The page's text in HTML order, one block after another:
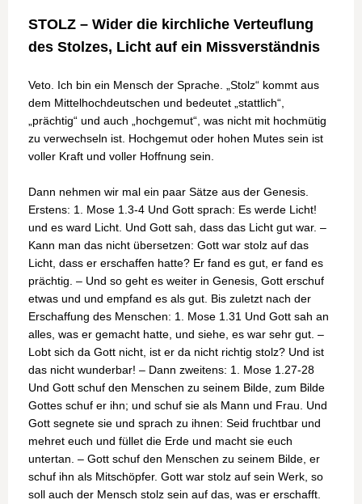
STOLZ – Wider die kirchliche Verteuflung
des Stolzes, Licht auf ein Missverständnis
Veto. Ich bin ein Mensch der Sprache. „Stolz“ kommt aus
dem Mittelhochdeutschen und bedeutet „stattlich“,
„prächtig“ und auch „hochgemut“, was nicht mit hochmütig
zu verwechseln ist. Hochgemut oder hohen Mutes sein ist
voller Kraft und voller Hoffnung sein.
Dann nehmen wir mal ein paar Sätze aus der Genesis.
Erstens: 1. Mose 1.3-4 Und Gott sprach: Es werde Licht!
und es ward Licht. Und Gott sah, dass das Licht gut war. –
Kann man das nicht übersetzen: Gott war stolz auf das
Licht, dass er erschaffen hatte? Er fand es gut, er fand es
prächtig. – Und so geht es weiter in Genesis, Gott erschuf
etwas und und empfand es als gut. Bis zuletzt nach der
Erschaffung des Menschen: 1. Mose 1.31 Und Gott sah an
alles, was er gemacht hatte, und siehe, es war sehr gut. –
Lobt sich da Gott nicht, ist er da nicht richtig stolz? Und ist
das nicht wunderbar! – Dann zweitens: 1. Mose 1.27-28
Und Gott schuf den Menschen zu seinem Bilde, zum Bilde
Gottes schuf er ihn; und schuf sie als Mann und Frau. Und
Gott segnete sie und sprach zu ihnen: Seid fruchtbar und
mehret euch und füllet die Erde und macht sie euch
untertan. – Gott schuf den Menschen zu seinem Bilde, er
schuf ihn als Mitschöpfer. Gott war stolz auf sein Werk, so
soll auch der Mensch stolz sein auf das, was er erschafft.